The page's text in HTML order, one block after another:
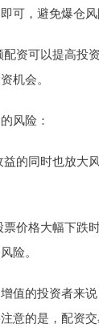
可，避免爆仓风
资可以提高投
机会。
风险：
的同时也放大
价格大幅下跌
险。
值的投资者来
意的是，配资